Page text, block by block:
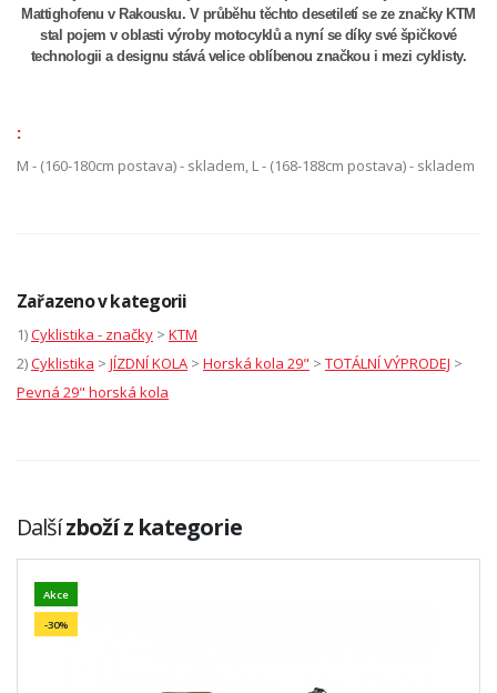
Mattighofenu v Rakousku. V průběhu těchto desetiletí se ze značky KTM
stal pojem v oblasti výroby motocyklů a nyní se díky své špičkové
technologii a designu stává velice oblíbenou značkou i mezi cyklisty.
:
M - (160-180cm postava) - skladem, L - (168-188cm postava) - skladem
Zařazeno v kategorii
1)Cyklistika - značky > KTM
2)Cyklistika > JÍZDNÍ KOLA > Horská kola 29" > TOTÁLNÍ VÝPRODEJ >
Pevná 29" horská kola
Dalšízboží z kategorie
Akce
-30%